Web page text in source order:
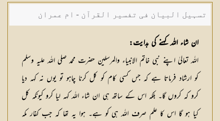
تسہیل البیان فی تفسیر القرآن - ام عمران
شکیلہ بنت میاں فضل حسین
ان شاء اللہ کہنے کی ہدایت:
اللہ تعالیٰ اپنے نبی خاتم الانبیاء والمرسلین حضرت محمد صلی اللہ علیہ وسلم
کو ارشاد فرماتا ہے کہ جس کسی کام کو کل کرنا چاہو تو یوں نہ کہہ دیا
کرو کہ کروں گا۔ بلکہ اس کے ساتھ ہی ان شاء اللہ کہہ لیا کرو کیونکہ کل
کیا ہو گا اس کا علم صرف اللہ ہی کو ہے۔ ہوا یہ تھا کہ جب کفار مکہ